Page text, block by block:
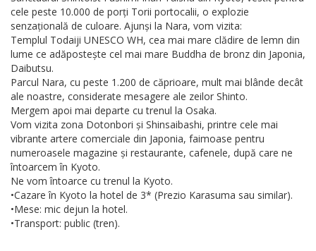
cele peste 10.000 de porți Torii portocalii, o explozie
senzațională de culoare. Ajunși la Nara, vom vizita:
Templul Todaiji UNESCO WH, cea mai mare clădire de lemn din
lume ce adăpostește cel mai mare Buddha de bronz din Japonia,
Daibutsu.
Parcul Nara, cu peste 1.200 de căprioare, mult mai blânde decât
ale noastre, considerate mesagere ale zeilor Shinto.
Mergem apoi mai departe cu trenul la Osaka.
Vom vizita zona Dotonbori și Shinsaibashi, printre cele mai
vibrante artere comerciale din Japonia, faimoase pentru
numeroasele magazine și restaurante, cafenele, după care ne
întoarcem în Kyoto.
Ne vom întoarce cu trenul la Kyoto.
•Cazare în Kyoto la hotel de 3* (Prezio Karasuma sau similar).
•Mese: mic dejun la hotel.
•Transport: public (tren).